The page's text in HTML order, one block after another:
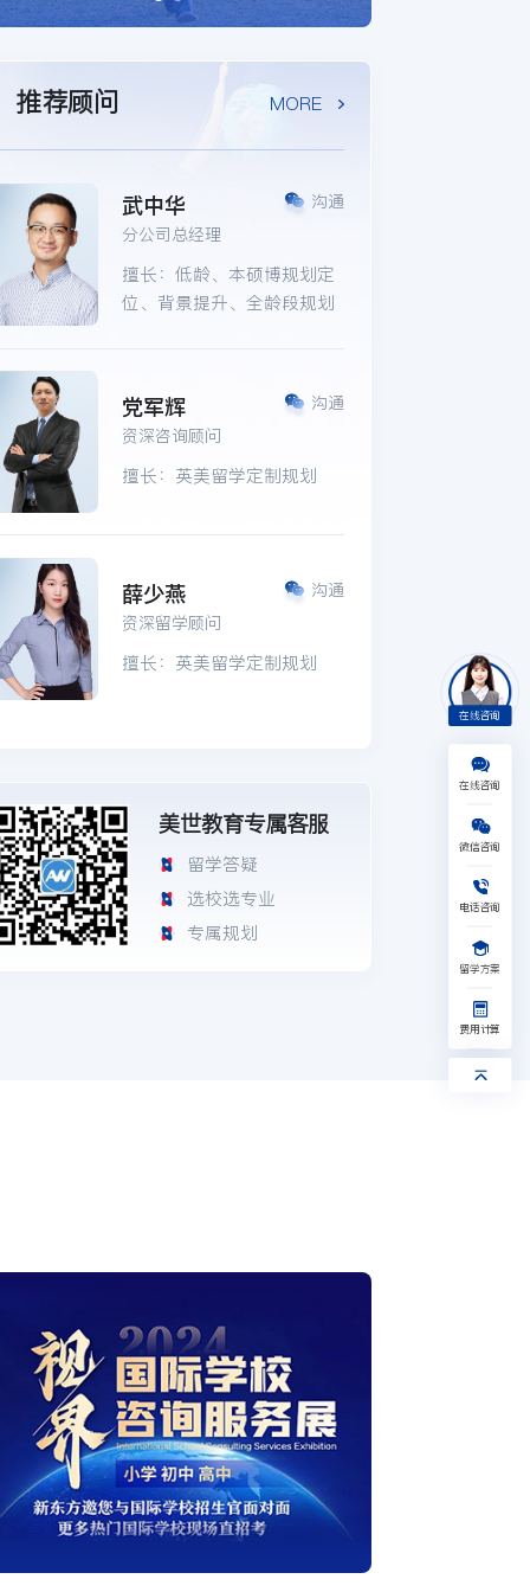
推荐顾问 MORE
武中华
分公司总经理
沟通
擅长：低龄、本硕博规划定
位、背景提升、全龄段规划
党军辉
资深咨询顾问
沟通
擅长：英美留学定制规划
薛少燕
资深留学顾问
沟通
擅长：英美留学定制规划
美世教育专属客服
留学答疑
选校选专业
专属规划
在线咨询
在线咨询
美国 英国 日本
微信咨询
免费水平测试
获取留学资料
电话咨询
留学方案
费用计算